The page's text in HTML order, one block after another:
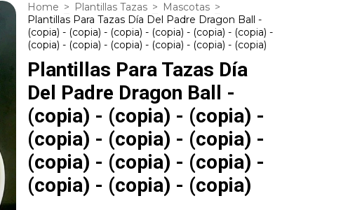
Home > Plantillas Tazas > Mascotas >
Plantillas Para Tazas Día Del Padre Dragon Ball -
(copia) - (copia) - (copia) - (copia) - (copia) - (copia) -
(copia) - (copia) - (copia) - (copia) - (copia) - (copia)
Plantillas Para Tazas Día
Del Padre Dragon Ball -
(copia) - (copia) - (copia) -
(copia) - (copia) - (copia) -
(copia) - (copia) - (copia) -
(copia) - (copia) - (copia)